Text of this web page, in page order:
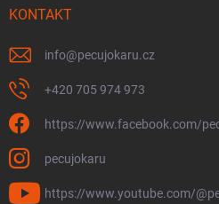
KONTAKT
info@pecujokaru.cz
+420 705 974 973
https://www.facebook.com/
pecujokaru
https://www.youtube.com/